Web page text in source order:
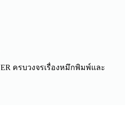
ครบวงจรเรื่องหมึกพิมพ์และ